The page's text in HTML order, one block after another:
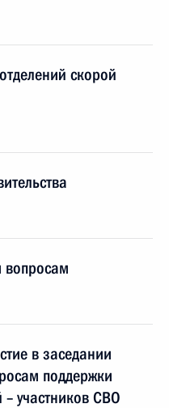
скорой
в заседании
поддержки
– участников СВО